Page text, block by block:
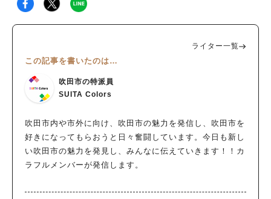
ライター一覧
この記事を書いたのは…
吹田市の特派員
SUITA Colors
吹田市内や市外に向け、吹田市の魅力を発信し、吹田市を
好きになってもらおうと日々奮闘しています。今日も新し
い吹田市の魅力を発見し、みんなに伝えていきます！！カ
ラフルメンバーが発信します。